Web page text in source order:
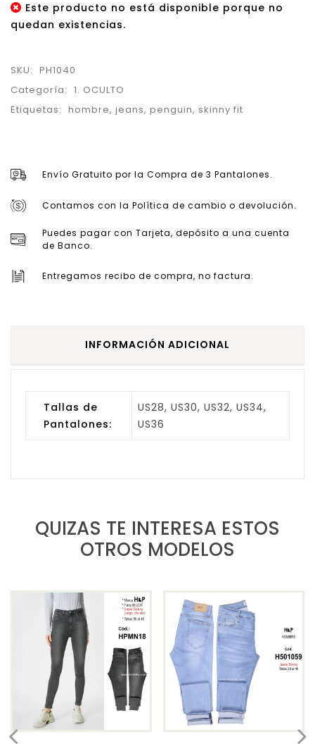
Este producto no está disponible porque no
quedan existencias.
SKU: PH1040
Categoría: 1. OCULTO
Etiquetas: hombre, jeans, penguin, skinny fit
Envío Gratuito por la Compra de 3 Pantalones.
Contamos con la Política de cambio o devolución.
Puedes pagar con Tarjeta, depósito a una cuenta
de Banco.
Entregamos recibo de compra, no factura.
INFORMACIÓN ADICIONAL
Tallas de
Pantalones:
US28, US30, US32, US34,
US36
QUIZAS TE INTERESA ESTOS
OTROS MODELOS